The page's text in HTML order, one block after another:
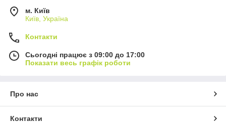
м. Київ
Київ, Україна
Контакти
Сьогодні працює з 09:00 до 17:00
Показати весь графік роботи
Про нас
Контакти